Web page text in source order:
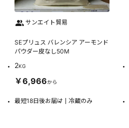
サンエイト貿易
SEプリュス バレンシア アーモンド
パウダー皮なし50M
2KG
￥6,966から
最短18日後お届け 冷蔵のみ